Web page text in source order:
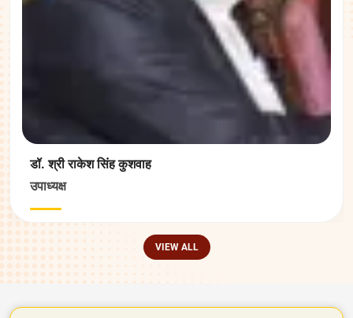
डॉ. श्री राकेश सिंह कुशवाह
उपाध्यक्ष
VIEW ALL